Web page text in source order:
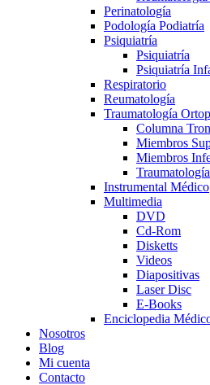
Perinatología
Podología Podiatría
Psiquiatría
Psiquiatría
Psiquiatría
Respiratorio
Reumatología
Traumatología
Columna
Miembros
Miembros
Instrumental Médico
Multimedia
DVD
Cd-Rom
Disketts
Videos
Diapositivas
Laser Disc
E-Books
Enciclopedia
Nosotros
Blog
Mi cuenta
Contacto